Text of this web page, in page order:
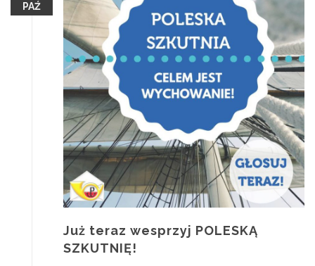
PAŹ
Już teraz wesprzyj POLESKĄ
SZKUTNIĘ!